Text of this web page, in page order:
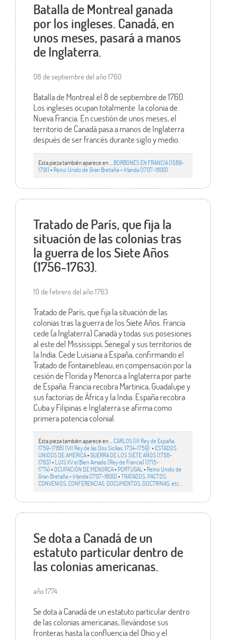
Batalla de Montreal ganada
por los ingleses. Canadá, en
unos meses, pasará a manos
de Inglaterra.
08 de septiembre del año 1760
Batalla de Montreal el 8 de septiembre de 1760.
Los ingleses ocupan totalmente la colonia de
Nueva Francia. En cuestión de unos meses, el
territorio de Canadá pasa a manos de Inglaterra
después de ser francés durante siglo y medio.
Esta pieza también aparece en ... BORBONES EN FRANCIA (1589-
1791)• Reino Unido de Gran Bretaña + Irlanda (1707-1800)
Tratado de París, que fija la
situación de las colonias tras
la guerra de los Siete Años
(1756-1763).
10 de febrero del año 1763
Tratado de París, que fija la situación de las
colonias tras la guerra de los Siete Años. Francia
cede (a Inglaterra) Canadá y todas sus posesiones
al este del Mississippi, Senegal y sus territorios de
la India. Cede Luisiana a España, confirmando el
Tratado de Fontainebleau, en compensación por la
cesión de Florida y Menorca a Inglaterra por parte
de España. Francia recobra Martinica, Guadalupe y
sus factorías de África y la India. España recobra
Cuba y Filipinas e Inglaterra se afirma como
primera potencia colonial.
Esta pieza también aparece en ... CARLOS (III Rey de España,
1759-1788) (VII Rey de las Dos Sicilias, 1734-1759) • ESTADOS
UNIDOS DE AMÉRICA•GUERRA DE LOS SIETE AÑOS (1756-
1763)• LUIS XV el Bien Amado (Rey de Francia) (1715-
1774)•OCUPACIÓN DE MENORCA• PORTUGAL • Reino Unido de
Gran Bretaña + Irlanda (1707-1800)•TRATADOS, PACTOS,
CONVENIOS, CONFERENCIAS, DOCUMENTOS, DOCTRINAS, etc…
Se dota a Canadá de un
estatuto particular dentro de
las colonias americanas.
año 1774
Se dota a Canadá de un estatuto particular dentro
de las colonias americanas, llevándose sus
fronteras hasta la confluencia del Ohio y el